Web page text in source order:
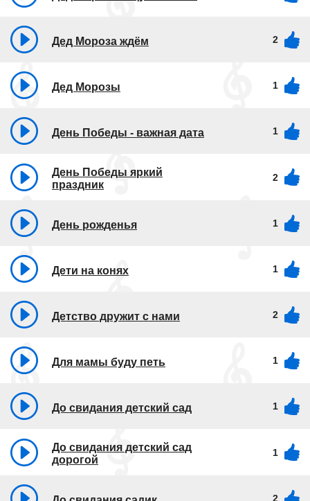
Дед Мороза ждём 2
Дед Морозы 1
День Победы - важная дата 1
День Победы яркий
праздник
2
День рожденья 1
Дети на конях 1
Детство дружит с нами 2
Для мамы буду петь 1
До свидания детский сад 1
До свидания детский сад
дорогой
1
2